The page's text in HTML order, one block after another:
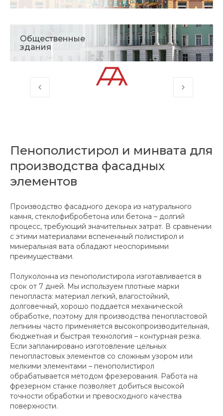
Общественные
здания
Пенополистирол и минвата для
производства фасадных
элементов
Производство фасадного декора из натурального
камня, стеклофибробетона или бетона – долгий
процесс, требующий значительных затрат. В сравнении
с этими материалами вспененный полистирол и
минеральная вата обладают неоспоримыми
преимуществами.
Полуколонна из пенополистирола изготавливается в
срок от 7 дней. Мы используем плотные марки
пенопласта: материал легкий, влагостойкий,
долговечный, хорошо поддается механической
обработке, поэтому для производства пенопластовой
лепнины часто применяется высокопроизводительная,
бюджетная и быстрая технология – контурная резка.
Если запланировано изготовление цельных
пенопластовых элементов со сложным узором или
мелкими элементами – пенополистирол
обрабатывается методом фрезерования. Работа на
фрезерном станке позволяет добиться высокой
точности обработки и превосходного качества
поверхности.